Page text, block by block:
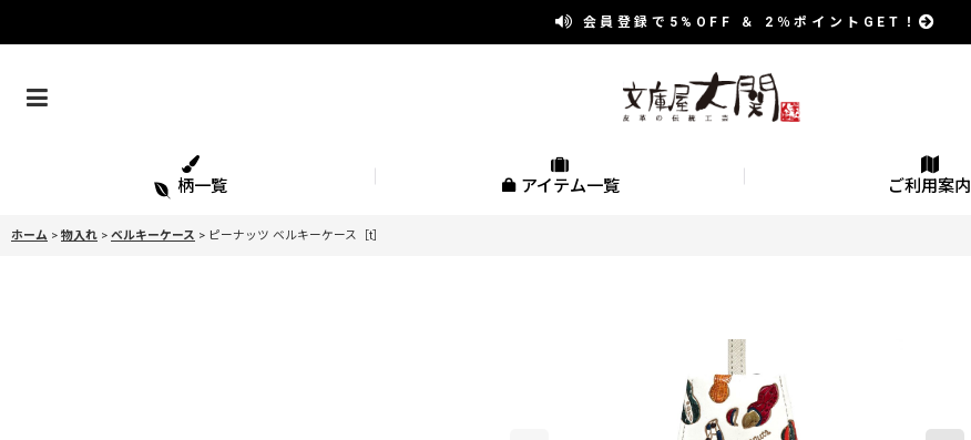
会員登録で 5%OFF ＆ 2％ポイントGET！
柄一覧 アイテム一覧 ご利用案内
ホーム > 物入れ > ベルキーケース > ピーナッツ ベルキーケース［t］